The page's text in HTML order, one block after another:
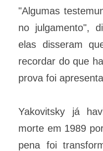
"Algumas
no julgamento",
elas disseram
recordar do que
prova foi
Yakovitsky já
morte em 1989
pena foi